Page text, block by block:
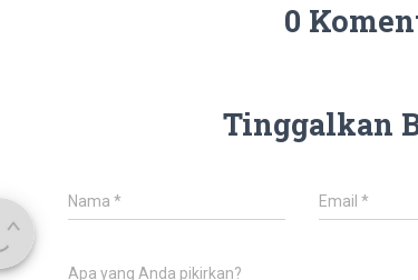
0
Tinggalkan
Nama * Email*
Apa yang Anda pikirkan?